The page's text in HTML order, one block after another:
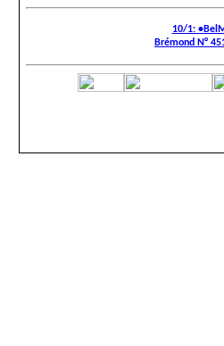
10/1:
Brémond N°